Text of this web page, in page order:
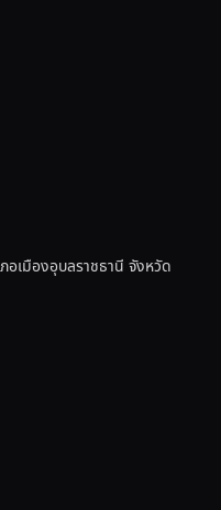
อเมืองอุบลราชธานี จังหวัด